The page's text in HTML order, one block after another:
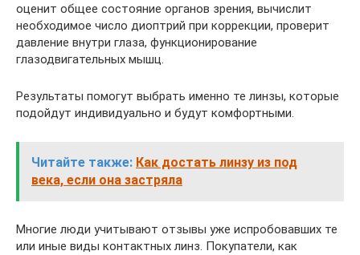
оценит общее состояние органов зрения, вычислит
необходимое число диоптрий при коррекции, проверит
давление внутри глаза, функционирование
глазодвигательных мышц.
Результаты помогут выбрать именно те линзы, которые
подойдут индивидуально и будут комфортными.
Читайте также: Как достать линзу из под
века, если она застряла
Многие люди учитывают отзывы уже испробовавших те
или иные виды контактных линз. Покупатели, как